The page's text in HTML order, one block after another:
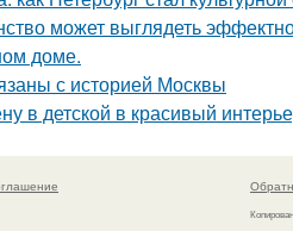
может выглядеть
доме.
с историей Москвы
в детской в красивый